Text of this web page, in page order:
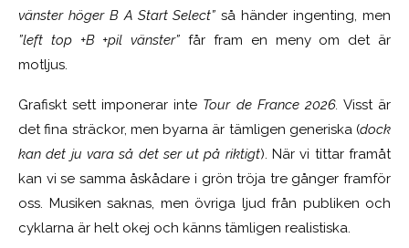
vänster höger B A Start Select” så händer ingenting, men
”left top +B +pil vänster” får fram en meny om det är
motljus.
Grafiskt sett imponerar inte Tour de France 2026. Visst är
det fina sträckor, men byarna är tämligen generiska (dock
kan det ju vara så det ser ut på riktigt). När vi tittar framåt
kan vi se samma åskådare i grön tröja tre gånger framför
oss. Musiken saknas, men övriga ljud från publiken och
cyklarna är helt okej och känns tämligen realistiska.